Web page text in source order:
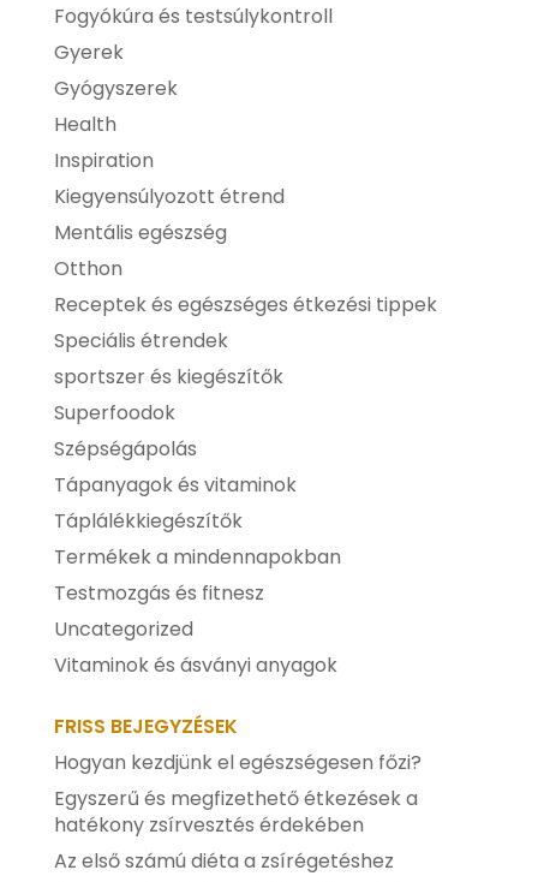
Fogyókúra és testsúlykontroll
Gyerek
Gyógyszerek
Health
Inspiration
Kiegyensúlyozott étrend
Mentális egészség
Otthon
Receptek és egészséges étkezési tippek
Speciális étrendek
sportszer és kiegészítők
Superfoodok
Szépségápolás
Tápanyagok és vitaminok
Táplálékkiegészítők
Termékek a mindennapokban
Testmozgás és fitnesz
Uncategorized
Vitaminok és ásványi anyagok
FRISS BEJEGYZÉSEK
Hogyan kezdjünk el egészségesen főzi?
Egyszerű és megfizethető étkezések a
hatékony zsírvesztés érdekében
Az első számú diéta a zsírégetéshez